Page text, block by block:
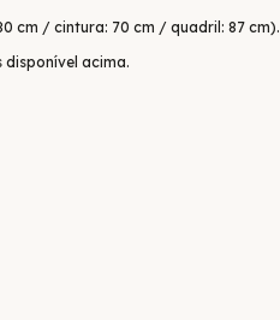
cm / cintura: 70 cm / quadril: 87 cm).
disponível acima.